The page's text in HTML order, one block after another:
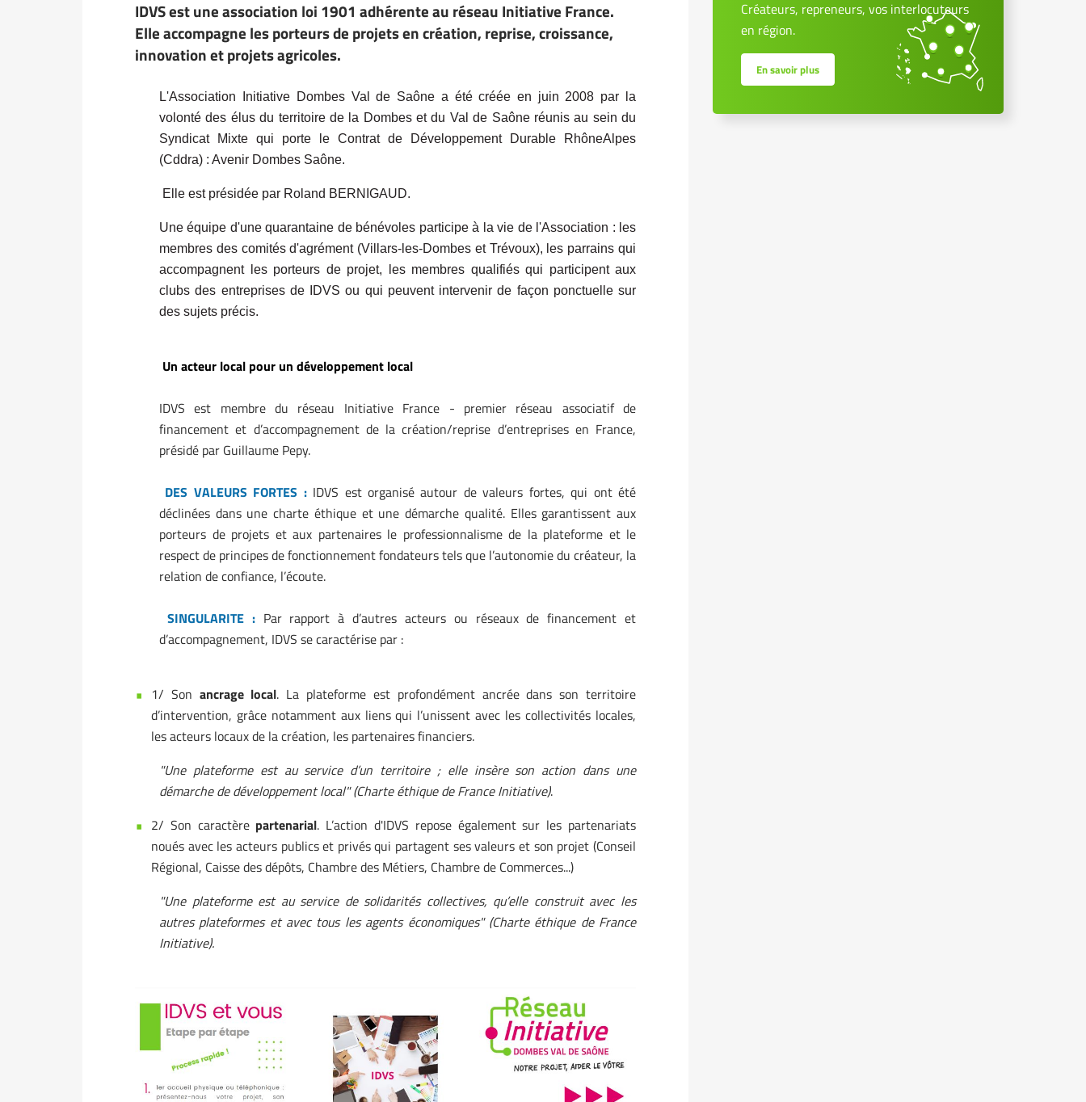
IDVS est une association loi 1901 adhérente au réseau Initiative France.
Elle accompagne les porteurs de projets en création, reprise, croissance,
innovation et projets agricoles.
L'Association Initiative
Dombes Val de Saône a été créée en juin 2008 par la
volonté des élus du territoire de la Dombes et du Val de Saône réunis au sein du
Syndicat Mixte qui porte le Contrat de Développement Durable RhôneAlpes
(Cddra) : Avenir Dombes Saône.
Elle est présidée par Roland BERNIGAUD.
Une équipe d'une quarantaine de bénévoles participe à la vie de l'Association : les
membres des comités d'agrément (Villars-les-Dombes et Trévoux), les parrains qui
accompagnent les porteurs de projet, les membres qualifiés qui participent aux
clubs des entreprises de IDVS ou qui peuvent intervenir de façon ponctuelle sur
des sujets précis.
Un acteur local pour un développement local
IDVS est membre du réseau Initiative France - premier réseau associatif de
financement et d’accompagnement de la création/reprise d’entreprises en France,
présidé par Guillaume Pepy.
DES VALEURS FORTES : IDVS est organisé autour de valeurs fortes, qui ont été
déclinées dans une charte éthique et une démarche qualité. Elles garantissent aux
porteurs de projets et aux partenaires le professionnalisme de la plateforme et le
respect de principes de fonctionnement fondateurs tels que l’autonomie du créateur, la
relation de confiance, l’écoute.
SINGULARITE :Par rapport à d’autres acteurs ou réseaux de financement et
d’accompagnement, IDVS se caractérise par :
1/ Son ancrage local. La plateforme est profondément ancrée dans son territoire
d’intervention, grâce notamment aux liens qui l’unissent avec les collectivités locales,
les acteurs locaux de la création, les partenaires financiers.
"Une plateforme est au service d’un territoire ; elle insère son action dans une
démarche de développement local" (Charte éthique de France Initiative).
2/ Son caractère partenarial. L’action d'IDVS repose également sur les partenariats
noués avec les acteurs publics et privés qui partagent ses valeurs et son projet (Conseil
Régional, Caisse des dépôts, Chambre des Métiers, Chambre de Commerces...)
"Une plateforme est au service de solidarités collectives, qu’elle construit avec les
autres plateformes et avec tous les agents économiques" (Charte éthique de France
Initiative).
Créateurs, repreneurs, vos interlocuteurs
en région.
En savoir plus